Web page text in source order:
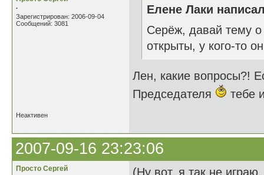
.
Зарегистрирован: 2006-09-04
Сообщений: 3081
Елене Лаки
Серёж, давай тему о
открыты, у кого-то
Лен, какие вопросы?!
Председателя
тебе
Неактивен
2007-09-16 23:23:06
Просто Сергей
(Ну вот. я так не